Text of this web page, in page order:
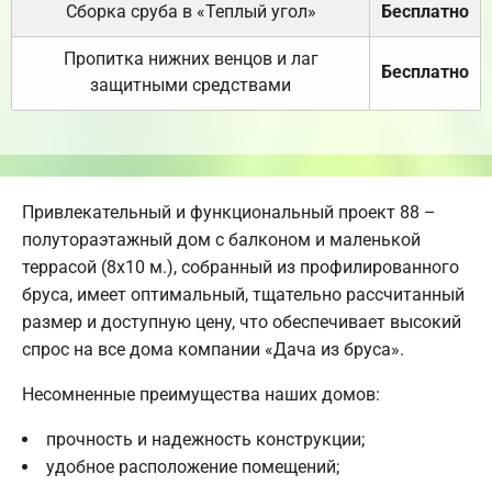
Сборка сруба в «Теплый угол» Бесплатно
Пропитка нижних венцов и лаг
защитными средствами
Бесплатно
Привлекательный и функциональный проект 88 –
полутораэтажный дом с балконом и маленькой
террасой (8х10 м.), собранный из профилированного
бруса, имеет оптимальный, тщательно рассчитанный
размер и доступную цену, что обеспечивает высокий
спрос на все дома компании «Дача из бруса».
Несомненные преимущества наших домов:
прочность и надежность конструкции;
удобное расположение помещений;